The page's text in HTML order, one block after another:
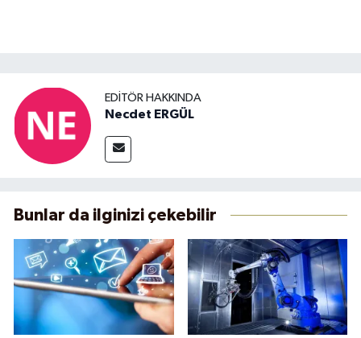
EDITÖR HAKKINDA
Necdet ERGÜL
Bunlar da ilginizi çekebilir